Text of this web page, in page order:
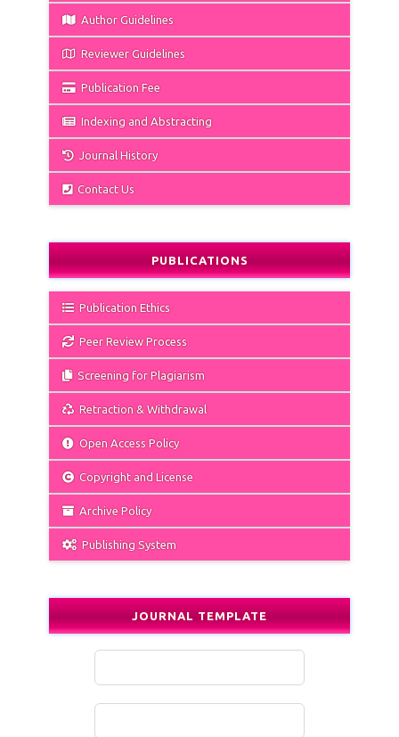
Author Guidelines
Reviewer Guidelines
Publication Fee
Indexing and Abstracting
Journal History
Contact Us
PUBLICATIONS
Publication Ethics
Peer Review Process
Screening for Plagiarism
Retraction & Withdrawal
Open Access Policy
Copyright and License
Archive Policy
Publishing System
JOURNAL TEMPLATE